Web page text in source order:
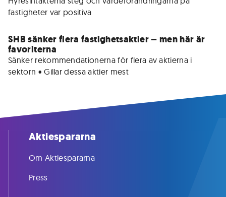
fastigheter var positiva
SHB sänker flera fastighetsaktier – men här är
favoriterna
Sänker rekommendationerna för flera av aktierna i
sektorn • Gillar dessa aktier mest
Aktiespararna
Om Aktiespararna
Press